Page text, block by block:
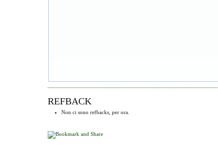
REFBACK
Non ci sono refbacks, per ora.